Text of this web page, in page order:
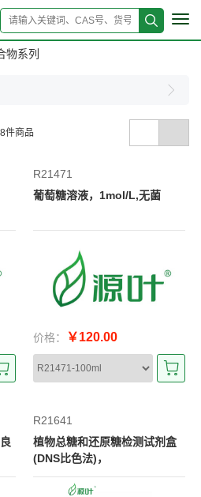
物系列
件商品
R21471
葡萄糖溶液，1mol/L,无菌
价格： ￥120.00
R21641
植物总糖和还原糖检测试剂盒
(DNS比色法)，